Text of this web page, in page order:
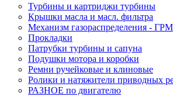
Турбины и картриджи турбины
Крышки масла и масл. фильтра
Механизм газораспределения - ГРМ
Прокладки
Патрубки турбины и сапуна
Подушки мотора и коробки
Ремни ручейковые и клиновые
Ролики и натяжители приводных
РАЗНОЕ по двигателю